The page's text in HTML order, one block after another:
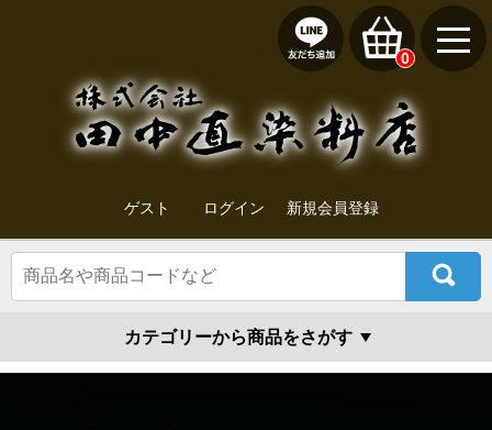
ゲスト ログイン 新規会員登録
0
カテゴリーから商品をさがす